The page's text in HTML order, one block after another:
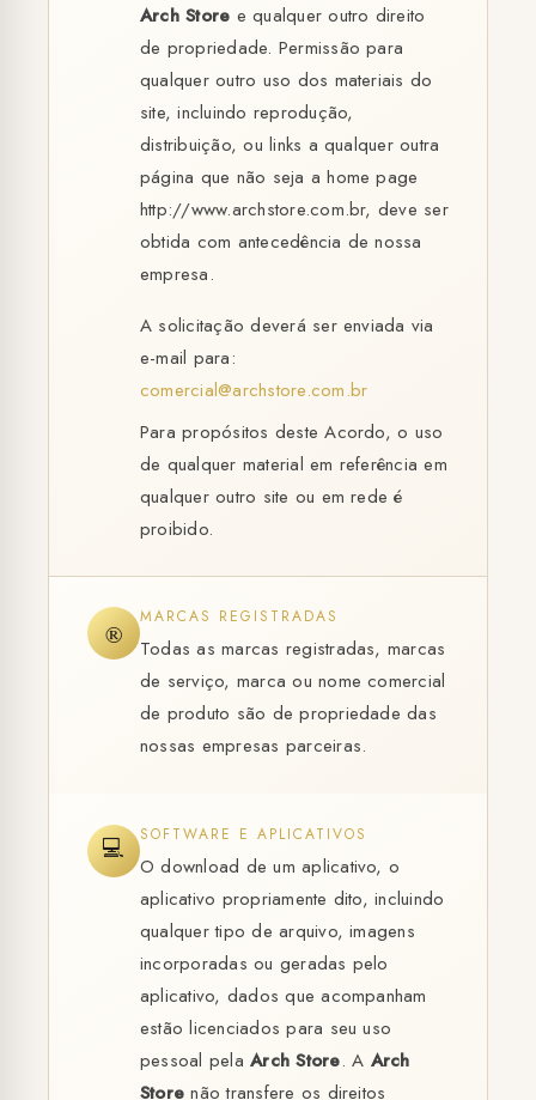
Arch Store e qualquer outro direito
de propriedade. Permissão para
qualquer outro uso dos materiais do
site, incluindo reprodução,
distribuição, ou links a qualquer outra
página que não seja a home page
http://www.archstore.com.br, deve ser
obtida com antecedência de nossa
empresa.
A solicitação deverá ser enviada via
e-mail para:
comercial@archstore.com.br
Para propósitos deste Acordo, o uso
de qualquer material em referência em
qualquer outro site ou em rede é
proibido.
®
MARCAS REGISTRADAS
Todas as marcas registradas, marcas
de serviço, marca ou nome comercial
de produto são de propriedade das
nossas empresas parceiras.
💻 SOFTWARE E APLICATIVOS
O download de um aplicativo, o
aplicativo propriamente dito, incluindo
qualquer tipo de arquivo, imagens
incorporadas ou geradas pelo
aplicativo, dados que acompanham
estão licenciados para seu uso
pessoal pelaArch Store. A Arch
Store não transfere os direitos